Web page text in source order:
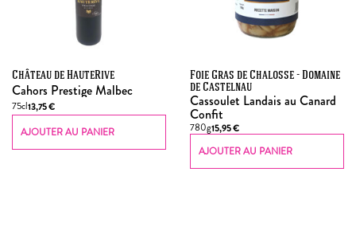
Château de HauteRive
Cahors Prestige Malbec
75cl13,75€
AJOUTER AU PANIER
Foie Gras de Chalosse - Domaine
de Castelnau
Cassoulet Landais au Canard
Confit
780g15,95€
AJOUTER AU PANIER